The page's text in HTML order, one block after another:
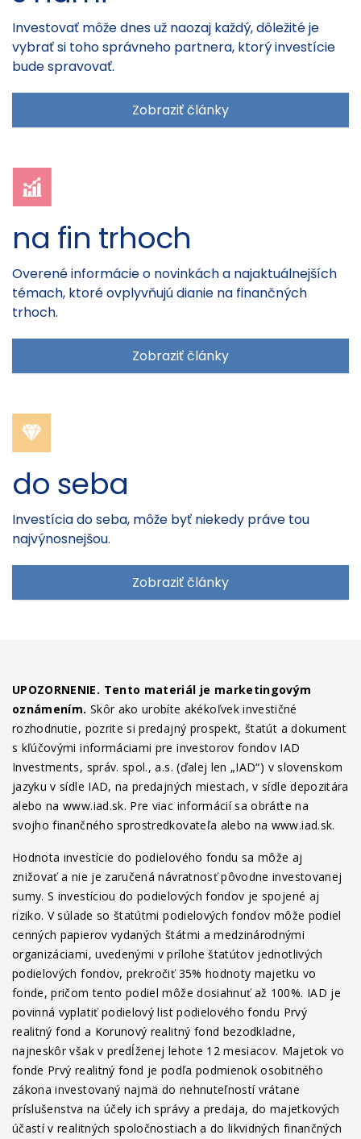
Investovať môže dnes už naozaj každý, dôležité je
vybrať si toho správneho partnera, ktorý investície
bude spravovať.
Zobraziť články
na fin trhoch
Overené informácie o novinkách a najaktuálnejších
témach, ktoré ovplyvňujú dianie na finančných
trhoch.
Zobraziť články
do seba
Investícia do seba, môže byť niekedy práve tou
najvýnosnejšou.
Zobraziť články
UPOZORNENIE. Tento materiál je marketingovým
oznámením. Skôr ako urobíte akékoľvek investičné
rozhodnutie, pozrite si predajný prospekt, štatút a dokument
s kľúčovými informáciami pre investorov fondov IAD
Investments, správ. spol., a.s. (ďalej len „IAD“) v slovenskom
jazyku v sídle IAD, na predajných miestach, v sídle depozitára
alebo na www.iad.sk. Pre viac informácií sa obráťte na
svojho finančného sprostredkovateľa alebo na www.iad.sk.
Hodnota investície do podielového fondu sa môže aj
znižovať a nie je zaručená návratnosť pôvodne investovanej
sumy. S investíciou do podielových fondov je spojené aj
riziko. V súlade so štatútmi podielových fondov môže podiel
cenných papierov vydaných štátmi a medzinárodnými
organizáciami, uvedenými v prílohe štatútov jednotlivých
podielových fondov, prekročiť 35% hodnoty majetku vo
fonde, pričom tento podiel môže dosiahnuť až 100%. IAD je
povinná vyplatiť podielový list podielového fondu Prvý
realitný fond a Korunový realitný fond bezodkladne,
najneskôr však v predĺženej lehote 12 mesiacov. Majetok vo
fonde Prvý realitný fond je podľa podmienok osobitného
zákona investovaný najmä do nehnuteľností vrátane
príslušenstva na účely ich správy a predaja, do majetkových
účastí v realitných spoločnostiach a do likvidných finančných